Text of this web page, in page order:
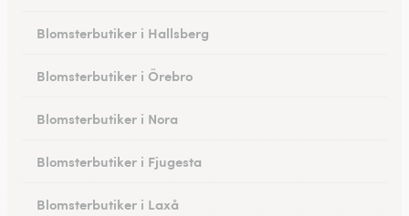
Blomsterbutiker i Hallsberg
Blomsterbutiker i Örebro
Blomsterbutiker i Nora
Blomsterbutiker i Fjugesta
Blomsterbutiker i Laxå